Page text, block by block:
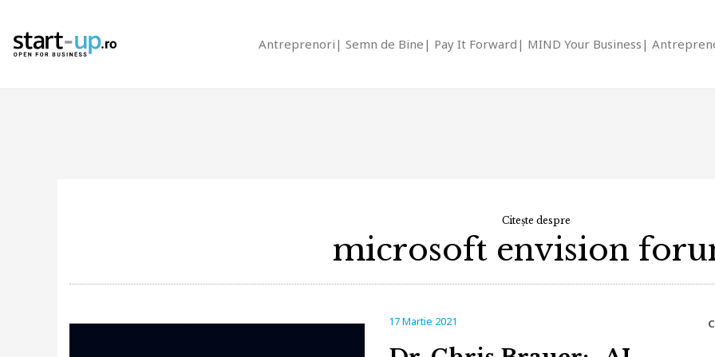
Antreprenori Semn de Bine Pay It Forward MIND Your Business
Citește despre
microsoft envision
17 Martie 2021